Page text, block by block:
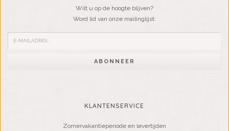
Wilt u op de hoogte blijven?
Word lid van onze mailinglijst:
ABONNEER
KLANTENSERVICE
Zomervakantieperiode en levertijden